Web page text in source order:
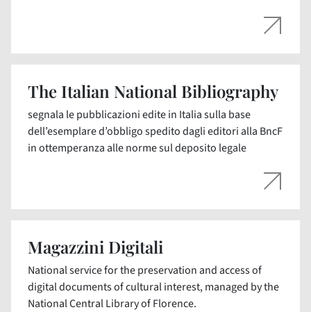
The Italian National Bibliography
segnala le pubblicazioni edite in Italia sulla base
dell’esemplare d’obbligo spedito dagli editori alla BncF
in ottemperanza alle norme sul deposito legale
Magazzini Digitali
National service for the preservation and access of
digital documents of cultural interest, managed by the
National Central Library of Florence.